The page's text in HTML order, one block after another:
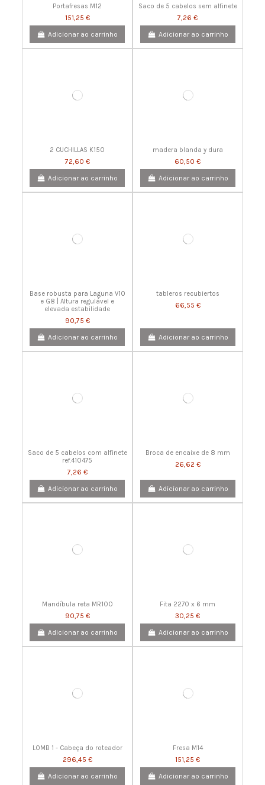
Portafresas M12
151,25 €
Adicionar ao carrinho
Saco de 5 cabelos sem alfinete
7,26 €
Adicionar ao carrinho
2 CUCHILLAS K150
72,60 €
Adicionar ao carrinho
madera blanda y dura
60,50 €
Adicionar ao carrinho
Base robusta para Laguna V10
e G8 | Altura regulável e
elevada estabilidade
90,75 €
Adicionar ao carrinho
tableros recubiertos
66,55 €
Adicionar ao carrinho
Saco de 5 cabelos com alfinete
ref.410475
7,26 €
Adicionar ao carrinho
Broca de encaixe de 8 mm
26,62 €
Adicionar ao carrinho
Mandíbula reta MR100
90,75 €
Adicionar ao carrinho
Fita 2270 x 6 mm
30,25 €
Adicionar ao carrinho
LOMB 1 - Cabeça do roteador
296,45 €
Adicionar ao carrinho
Fresa M14
151,25 €
Adicionar ao carrinho